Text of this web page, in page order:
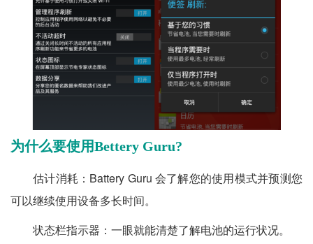
为什么要使用Bettery Guru?
估计消耗：Battery Guru 会了解您的使用模式并预测您
可以继续使用设备多长时间。
状态栏指示器：一眼就能清楚了解电池的运行状况。